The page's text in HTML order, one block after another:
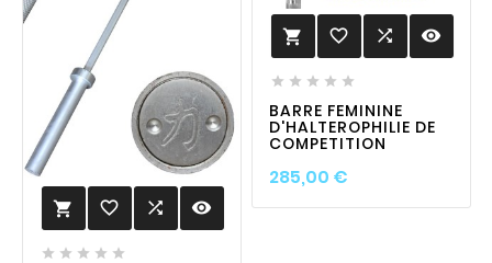
 favorite_border  visibility
    
 favorite_border  visibility
    
BARRE FEMININE
D'HALTEROPHILIE DE
COMPETITION
285,00 €Prix